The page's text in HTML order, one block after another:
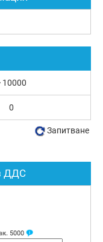
ДДС
5000
10000
0
Запитване